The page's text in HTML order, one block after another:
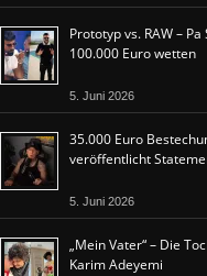
Prototyp vs. RAW –
100.000 Euro wetten
5. Juni 2026
35.000 Euro
veröffentlicht
5. Juni 2026
„Mein Vater“ – Die
Karim Adeyemi